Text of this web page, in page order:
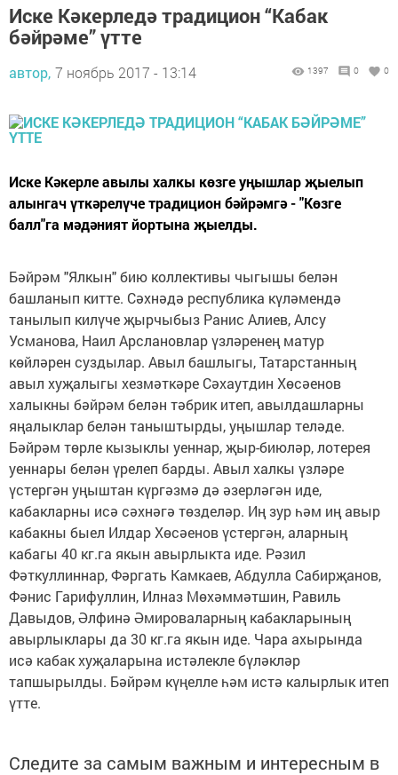
Иске Кәкерледә традицион “Кабак
бәйрәме” үтте
автор, 7 ноябрь 2017 - 13:14 1397 0 0
Иске Кәкерле авылы халкы көзге уңышлар җыелып
алынгач үткәрелүче традицион бәйрәмгә - "Көзге
балл"га мәдәният йортына җыелды.
Бәйрәм "Ялкын" бию коллективы чыгышы белән
башланып китте. Сәхнәдә республика күләмендә
танылып килүче җырчыбыз Ранис Алиев, Алсу
Усманова, Наил Арслановлар үзләренең матур
көйләрен суздылар. Авыл башлыгы, Татарстанның
авыл хуҗалыгы хезмәткәре Сәхаутдин Хөсәенов
халыкны бәйрәм белән тәбрик итеп, авылдашларны
яңалыклар белән таныштырды, уңышлар теләде.
Бәйрәм төрле кызыклы уеннар, җыр-биюләр, лотерея
уеннары белән үрелеп барды. Авыл халкы үзләре
үстергән уңыштан күргәзмә дә әзерләгән иде,
кабакларны исә сәхнәгә төзделәр. Иң зур һәм иң авыр
кабакны быел Илдар Хөсәенов үстергән, аларның
кабагы 40 кг.га якын авырлыкта иде. Рәзил
Фәткуллиннар, Фәргать Камкаев, Абдулла Сабирҗанов,
Фәнис Гарифуллин, Илназ Мөхәммәтшин, Равиль
Давыдов, Әлфинә Әмироваларның кабакларының
авырлыклары да 30 кг.га якын иде. Чара ахырында
исә кабак хуҗаларына истәлекле бүләкләр
тапшырылды. Бәйрәм күңелле һәм истә калырлык итеп
үтте.
Следите за самым важным и интересным в